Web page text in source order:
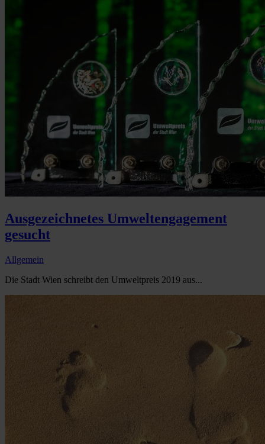
Ausgezeichnetes Umweltengagement
gesucht
Allgemein
Die Stadt Wien schreibt den Umweltpreis 2019 aus...